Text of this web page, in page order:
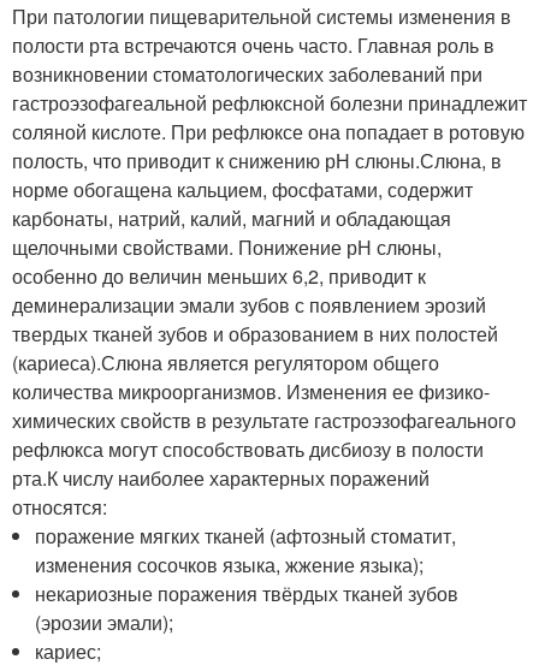
При патологии пищеварительной системы изменения в
полости рта встречаются очень часто. Главная роль в
возникновении стоматологических заболеваний при
гастроэзофагеальной рефлюксной болезни принадлежит
соляной кислоте. При рефлюксе она попадает в ротовую
полость, что приводит к снижению рН слюны.Слюна, в
норме обогащена кальцием, фосфатами, содержит
карбонаты, натрий, калий, магний и обладающая
щелочными свойствами. Понижение рН слюны,
особенно до величин меньших 6,2, приводит к
деминерализации эмали зубов с появлением эрозий
твердых тканей зубов и образованием в них полостей
(кариеса).Слюна является регулятором общего
количества микроорганизмов. Изменения ее физико-
химических свойств в результате гастроэзофагеального
рефлюкса могут способствовать дисбиозу в полости
рта.К числу наиболее характерных поражений
относятся:
поражение мягких тканей (афтозный стоматит,
изменения сосочков языка, жжение языка);
некариозные поражения твёрдых тканей зубов
(эрозии эмали);
кариес;